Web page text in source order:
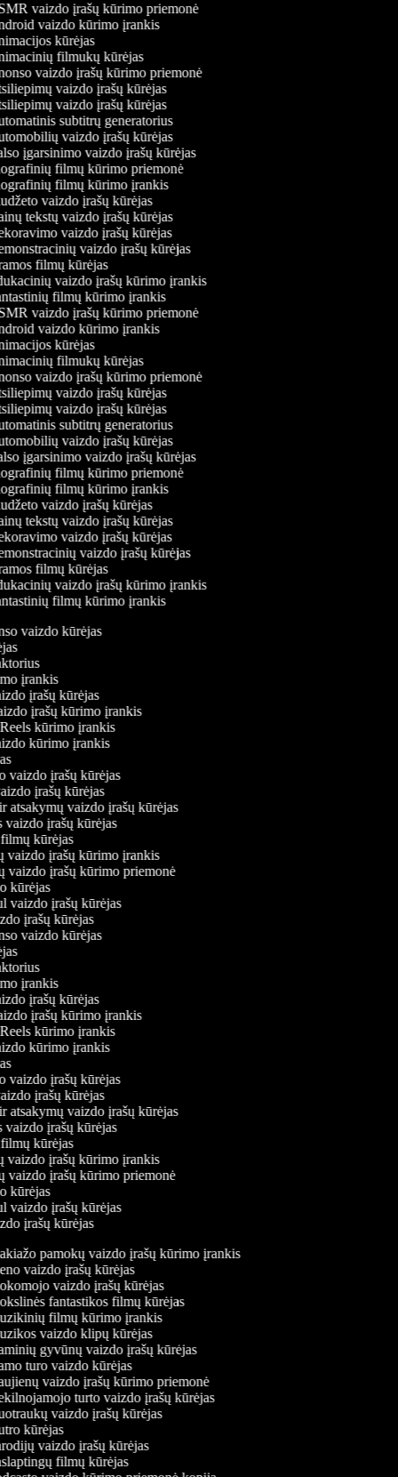
vaizdo įrašų kūrimo priemonė
vaizdo kūrimo įrankis
kūrėjas
filmukų kūrėjas
vaizdo įrašų kūrimo priemonė
vaizdo įrašų kūrėjas
vaizdo įrašų kūrėjas
subtitrų generatorius
vaizdo įrašų kūrėjas
įgarsinimo vaizdo įrašų kūrėjas
filmų kūrimo priemonė
filmų kūrimo įrankis
vaizdo įrašų kūrėjas
tekstų vaizdo įrašų kūrėjas
vaizdo įrašų kūrėjas
vaizdo įrašų kūrėjas
filmų kūrėjas
vaizdo įrašų kūrimo įrankis
filmų kūrimo įrankis
vaizdo įrašų kūrimo priemonė
vaizdo kūrimo įrankis
kūrėjas
filmukų kūrėjas
vaizdo įrašų kūrimo priemonė
vaizdo įrašų kūrėjas
vaizdo įrašų kūrėjas
subtitrų generatorius
vaizdo įrašų kūrėjas
įgarsinimo vaizdo įrašų kūrėjas
filmų kūrimo priemonė
filmų kūrimo įrankis
vaizdo įrašų kūrėjas
tekstų vaizdo įrašų kūrėjas
vaizdo įrašų kūrėjas
vaizdo įrašų kūrėjas
filmų kūrėjas
vaizdo įrašų kūrimo įrankis
filmų kūrimo įrankis
vaizdo kūrėjas
įrankis
įrašų kūrėjas
įrašų kūrimo įrankis
Reels kūrimo įrankis
kūrimo įrankis
vaizdo įrašų kūrėjas
įrašų kūrėjas
atsakymų vaizdo įrašų kūrėjas
vaizdo įrašų kūrėjas
kūrėjas
vaizdo įrašų kūrimo įrankis
vaizdo įrašų kūrimo priemonė
kūrėjas
vaizdo įrašų kūrėjas
įrašų kūrėjas
vaizdo kūrėjas
įrankis
įrašų kūrėjas
įrašų kūrimo įrankis
Reels kūrimo įrankis
kūrimo įrankis
vaizdo įrašų kūrėjas
įrašų kūrėjas
atsakymų vaizdo įrašų kūrėjas
vaizdo įrašų kūrėjas
kūrėjas
vaizdo įrašų kūrimo įrankis
vaizdo įrašų kūrimo priemonė
kūrėjas
vaizdo įrašų kūrėjas
įrašų kūrėjas
pamokų vaizdo įrašų kūrimo įrankis
vaizdo įrašų kūrėjas
vaizdo įrašų kūrėjas
fantastikos filmų kūrėjas
filmų kūrimo įrankis
vaizdo klipų kūrėjas
gyvūnų vaizdo įrašų kūrėjas
turo vaizdo kūrėjas
vaizdo įrašų kūrimo priemonė
turto vaizdo įrašų kūrėjas
vaizdo įrašų kūrėjas
kūrėjas
vaizdo įrašų kūrėjas
filmų kūrėjas